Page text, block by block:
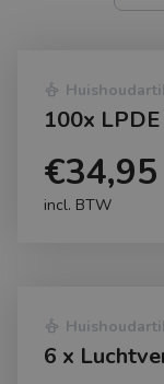
dry_cleaning
100x
€34,95
incl. BTW
dry_cleaning
6 x